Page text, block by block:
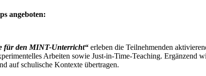
angeboten:
für den MINT-Unterricht“ erleben die Teilnehmenden
Arbeiten sowie Just-in-Time-Teaching.
auf schulische Kontexte übertragen.